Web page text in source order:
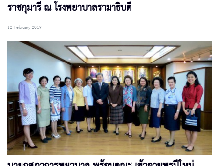
ราชกุมารี ณ โรงพยาบาลรามาธิบดี
12 February 2019